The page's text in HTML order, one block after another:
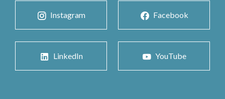
Instagram Facebook
LinkedIn YouTube